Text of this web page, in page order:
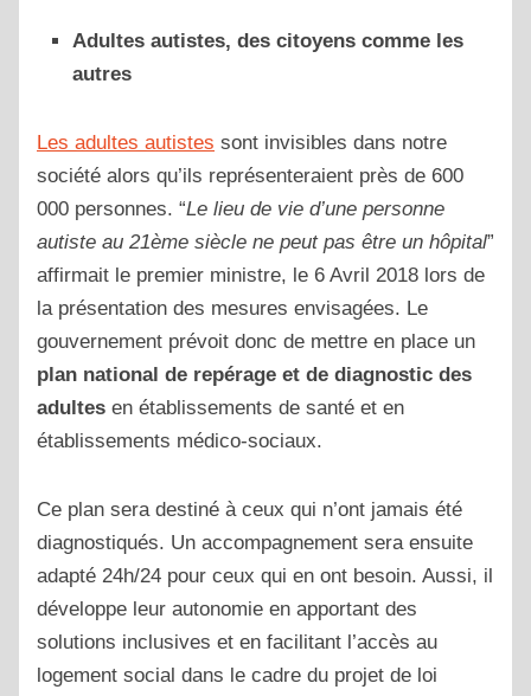
Adultes autistes, des citoyens comme les
autres
Les adultes autistes sont invisibles dans notre
société alors qu’ils représenteraient près de 600
000 personnes. “Le lieu de vie d’une personne
autiste au 21ème siècle ne peut pas être un hôpital”
affirmait le premier ministre, le 6 Avril 2018 lors de
la présentation des mesures envisagées. Le
gouvernement prévoit donc de mettre en place un
plan national de repérage et de diagnostic des
adultes en établissements de santé et en
établissements médico-sociaux.
Ce plan sera destiné à ceux qui n’ont jamais été
diagnostiqués. Un accompagnement sera ensuite
adapté 24h/24 pour ceux qui en ont besoin. Aussi, il
développe leur autonomie en apportant des
solutions inclusives et en facilitant l’accès au
logement social dans le cadre du projet de loi